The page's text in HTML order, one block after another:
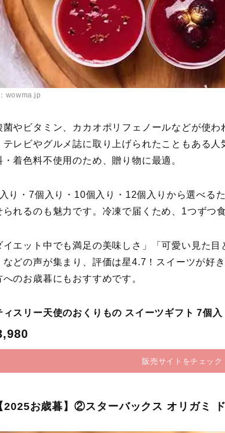
wowma.jp
菌やビタミン、カカオポリフェノールなどが使
テレビやグルメ誌に取り上げられたこともある
・着色料不使用のため、贈り物に最適。
り・7個入り・10個入り・12個入りから選べる
られるのも魅力です。冷凍で届くため、1つずつ
イエット中でも満足の美味しさ」「可愛い見た
などの声が集まり、評価は星4.7！スイーツが好
へのお歳暮にもおすすめです。
ィスリー天使のおくりもの スイーツギフト 7個入
販売サイトをチェック
2025お歳暮】②スターバックス オリガミ